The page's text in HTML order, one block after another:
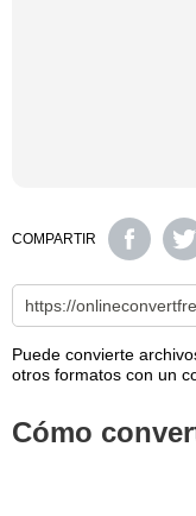
COMPARTIR
Puede convierte
otros formatos con un
Cómo